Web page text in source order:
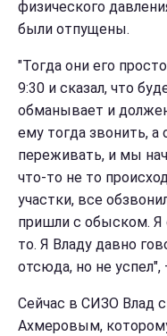
физического
были отпущены.
"Тогда они его
9:30 и сказал, что
обманывает и
ему тогда звонить, а
переживать, и мы
что-то не то
участки, все
пришли с обыском. Я
то. Я Владу давно
отсюда, но не
Сейчас в СИЗО Влад
Ахмеровым,